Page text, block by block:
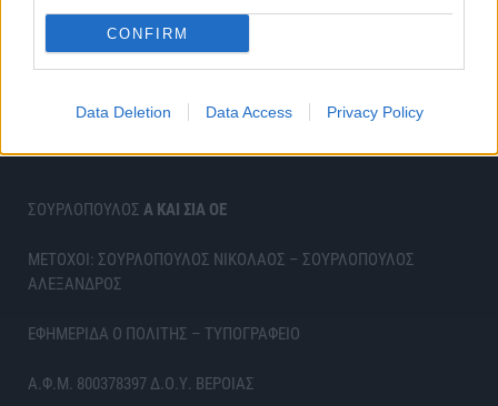
CONFIRM
Data Deletion Data Access Privacy Policy
ΣΟΥΡΛΟΠΟΥΛΟΣ Α ΚΑΙ ΣΙΑ ΟΕ
ΜΕΤΟΧΟΙ: ΣΟΥΡΛΟΠΟΥΛΟΣ ΝΙΚΟΛΑΟΣ – ΣΟΥΡΛΟΠΟΥΛΟΣ
ΑΛΕΞΑΝΔΡΟΣ
ΕΦΗΜΕΡΙΔΑ Ο ΠΟΛΙΤΗΣ – ΤΥΠΟΓΡΑΦΕΙΟ
Α.Φ.Μ. 800378397 Δ.Ο.Υ. ΒΕΡΟΙΑΣ